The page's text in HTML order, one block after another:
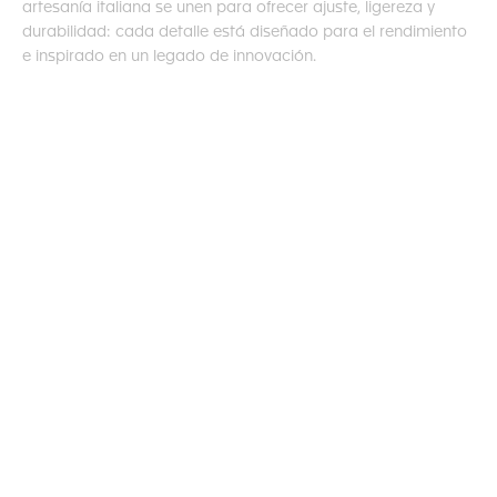
artesanía italiana se unen para ofrecer ajuste, ligereza y
durabilidad: cada detalle está diseñado para el rendimiento
e inspirado en un legado de innovación.